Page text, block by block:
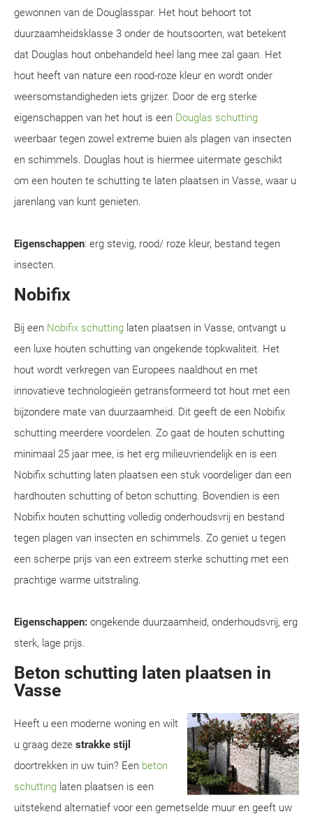
gewonnen van de Douglasspar. Het hout behoort tot
duurzaamheidsklasse 3 onder de houtsoorten, wat betekent
dat Douglas hout onbehandeld heel lang mee zal gaan. Het
hout heeft van nature een rood-roze kleur en wordt onder
weersomstandigheden iets grijzer. Door de erg sterke
eigenschappen van het hout is een Douglas schutting
weerbaar tegen zowel extreme buien als plagen van insecten
en schimmels. Douglas hout is hiermee uitermate geschikt
om een houten te schutting te laten plaatsen in Vasse, waar u
jarenlang van kunt genieten.
Eigenschappen: erg stevig, rood/ roze kleur, bestand tegen
insecten.
Nobifix
Bij een Nobifix schutting laten plaatsen in Vasse, ontvangt u
een luxe houten schutting van ongekende topkwaliteit. Het
hout wordt verkregen van Europees naaldhout en met
innovatieve technologieën getransformeerd tot hout met een
bijzondere mate van duurzaamheid. Dit geeft de een Nobifix
schutting meerdere voordelen. Zo gaat de houten schutting
minimaal 25 jaar mee, is het erg milieuvriendelijk en is een
Nobifix schutting laten plaatsen een stuk voordeliger dan een
hardhouten schutting of beton schutting. Bovendien is een
Nobifix houten schutting volledig onderhoudsvrij en bestand
tegen plagen van insecten en schimmels. Zo geniet u tegen
een scherpe prijs van een extreem sterke schutting met een
prachtige warme uitstraling.
Eigenschappen: ongekende duurzaamheid, onderhoudsvrij, erg
sterk, lage prijs.
Beton schutting laten plaatsen in
Vasse
Heeft u een moderne woning en wilt
u graag deze strakke stijl
doortrekken in uw tuin? Een beton
schutting laten plaatsen is een
uitstekend alternatief voor een gemetselde muur en geeft uw